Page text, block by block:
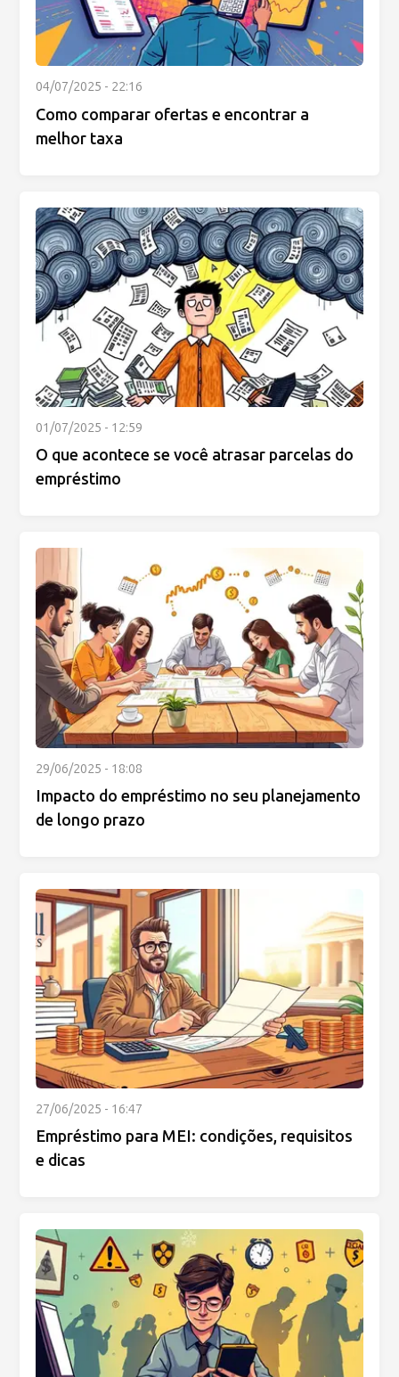
04/07/2025 - 22:16
Como comparar ofertas e encontrar a
melhor taxa
01/07/2025 - 12:59
O que acontece se você atrasar parcelas do
empréstimo
29/06/2025 - 18:08
Impacto do empréstimo no seu planejamento
de longo prazo
27/06/2025 - 16:47
Empréstimo para MEI: condições, requisitos
e dicas